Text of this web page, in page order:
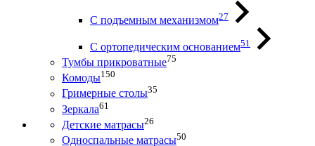
С подъемным механизмом27
С ортопедическим основанием51
Тумбы прикроватные75
Комоды150
Гримерные столы35
Зеркала61
Детские матрасы26
Односпальные матрасы50